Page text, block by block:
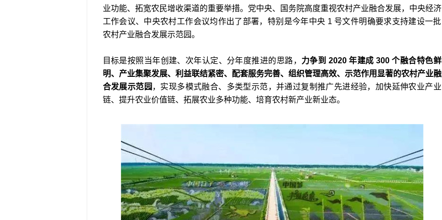
业功能、拓宽农民增收渠道的重要举措。党中央、国务院高度重视农村产业融合发展，中央经济
工作会议、中央农村工作会议均作出了部署，特别是今年中央 1 号文件明确要求支持建设一批
农村产业融合发展示范园。
目标是按照当年创建、次年认定、分年度推进的思路， 力争到 2020 年建成 300 个融合特色鲜
明、产业集聚发展、利益联结紧密、配套服务完善、组织管理高效、示范作用显著的农村产业融
合发展示范园 ，实现多模式融合、多类型示范，并通过复制推广先进经验，加快延伸农业产业
链、提升农业价值链、拓展农业多种功能、培育农村新产业新业态。